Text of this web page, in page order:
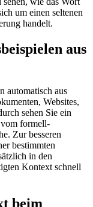
um einen seltenen
handelt.
aus
automatisch aus
Websites,
sehen Sie ein
formell-
Zur besseren
bestimmten
in den
Kontext schnell
beim